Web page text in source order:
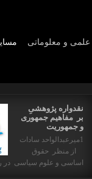
علمی و معلوماتی
نقدواره پژوهشیِ
بر مفاهیم جمهوری
و جمهوریت
1میرعبدالواحد سادات
از منظر حقوق
اساسی و علوم سیاسی در